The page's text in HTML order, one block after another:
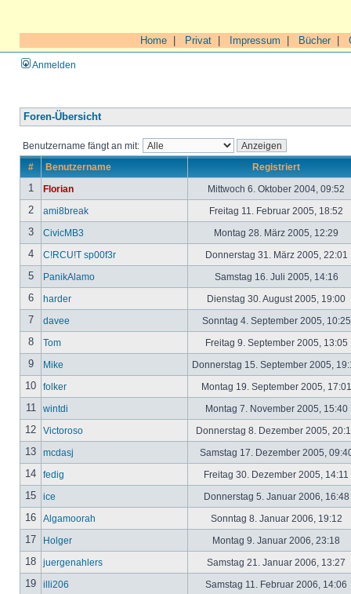
Home Privat Impressum Bücher|
Anmelden
Foren-Übersicht
Benutzername fängt an mit:
# Benutzername Registriert
1 Florian Mittwoch 6. Oktober 2004, 09:52
2 ami8break Freitag 11. Februar 2005, 18:52
3 CivicMB3 Montag 28. März 2005, 12:29
4 C!RCU!T sp00f3r Donnerstag 31. März 2005, 22:01
5 PanikAlamo Samstag 16. Juli 2005, 14:16
6 harder Dienstag 30. August 2005, 19:00
7 davee Sonntag 4. September 2005,
8 Tom Freitag 9. September 2005, 13:05
9 Mike Donnerstag 15. September 2005,
10 folker Montag 19. September 2005,
11 wintdi Montag 7. November 2005, 15:40
12 Victoroso Donnerstag 8. Dezember 2005,
13 mcdasj Samstag 17. Dezember 2005,
14 fedig Freitag 30. Dezember 2005, 14:11
15 ice Donnerstag 5. Januar 2006, 16:48
16 Algamoorah Sonntag 8. Januar 2006, 19:12
17 Holger Montag 9. Januar 2006, 23:18
18 juergenahlers Samstag 21. Januar 2006, 13:27
19 illi206 Samstag 11. Februar 2006, 14:06